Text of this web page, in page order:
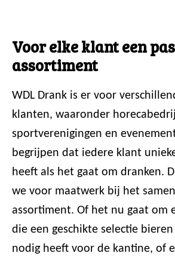
Voor elke klant een
assortiment
WDL Drank is er voor
klanten, waaronder
sportverenigingen en
begrijpen dat iedere klant
heeft als het gaat om dranken.
we voor maatwerk bij het
assortiment. Of het nu gaat om
die een geschikte selectie
nodig heeft voor de kantine, of